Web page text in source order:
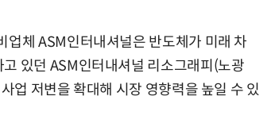
체 ASM인터내셔널은 반도체가 미래 차
있던 ASM인터내셔널 리소그래피(노광
업 저변을 확대해 시장 영향력을 높일 수 있